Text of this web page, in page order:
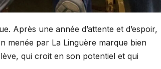
Après une année d’attente et d’espoir,
menée par La Linguère marque bien
qui croit en son potentiel et qui